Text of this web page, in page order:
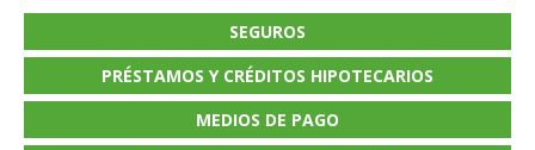
SEGUROS
PRÉSTAMOS Y CRÉDITOS HIPOTECARIOS
MEDIOS DE PAGO